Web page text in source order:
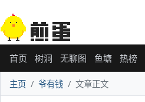
首页 树洞 无聊图 鱼塘 热榜
主页 爷有钱 文章正文